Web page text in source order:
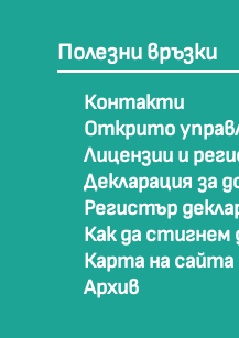
Полезни връзки
Контакти
Открито
Лицензии и
Декларация за
Регистър
Как да стигнем
Карта на сайта
Архив